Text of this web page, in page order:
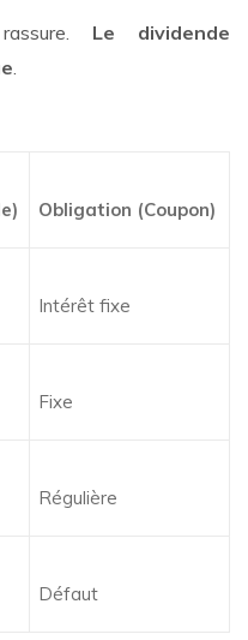
Le dividende
Obligation (Coupon)
Intérêt fixe
Fixe
Régulière
Défaut